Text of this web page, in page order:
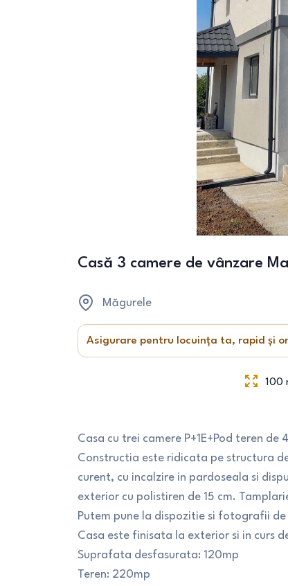
Casă 3 camere de vânzare
Măgurele
Asigurare pentru locuința ta, rapid și
100
Casa cu trei camere P+1E+Pod teren de
Constructia este ridicata pe structura
curent, cu incalzire in pardoseala si
exterior cu polistiren de 15 cm.
Putem pune la dispozitie si fotografii
Casa este finisata la exterior si in curs
Suprafata desfasurata: 120mp
Teren: 220mp